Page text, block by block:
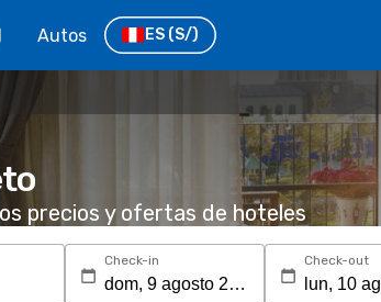
Autos ES (S/)
precios y ofertas de hoteles
Check-in Check-out